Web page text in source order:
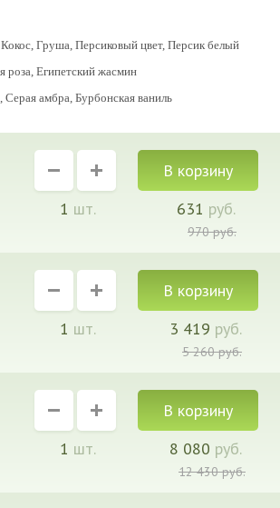
Груша, Персиковый цвет, Персик белый
роза, Египетский жасмин
амбра, Бурбонская ваниль
1 шт. 631 руб.
970руб.
1 шт. 3 419 руб.
5 260руб.
1 шт. 8 080 руб.
12 430руб.